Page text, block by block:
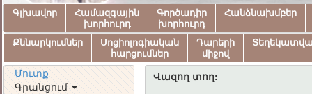
Գլխավոր
Համազգային
խորհուրդ
Գործադիր
խորհուրդ
Հանձնախմբեր
Քննարկումներ
Սոցիոլոգիական
հարցումներ
Դարերի
միջով
Մուտք
Գրանցում
Վազող տող: